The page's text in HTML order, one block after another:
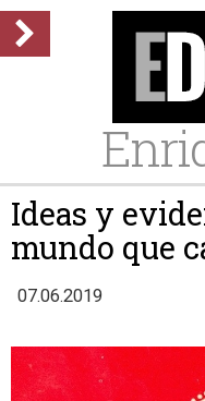
Ideas y
mundo que
07.06.2019